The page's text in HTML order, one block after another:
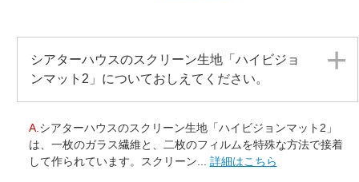
シアターハウスのスクリーン生地「ハイビジョ
ンマット2」についておしえてください。
A. シアターハウスのスクリーン生地「ハイビジョンマット2」
は、一枚のガラス繊維と、二枚のフィルムを特殊な方法で接着
して作られています。スクリーン... 詳細はこちら